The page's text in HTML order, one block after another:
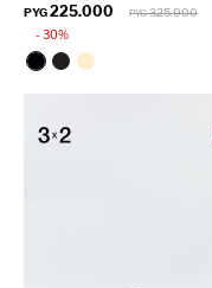
PYG225.000 PYG 325.000
30